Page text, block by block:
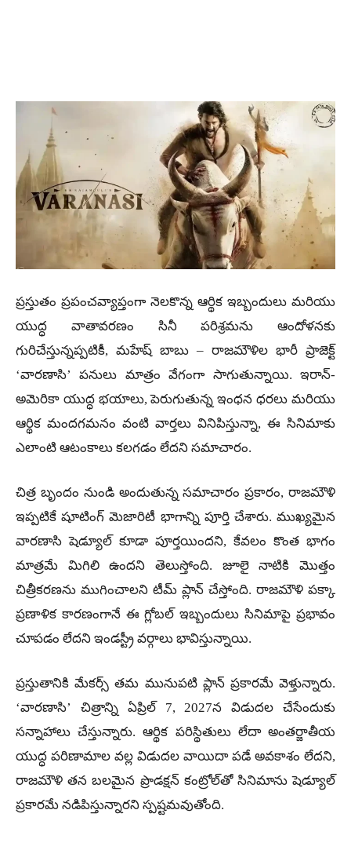
ప్రస్తుతం ప్రపంచవ్యాప్తంగా నెలకొన్న ఆర్థిక ఇబ్బందులు మరియు
యుద్ధ వాతావరణం సినీ పరిశ్రమను ఆందోళనకు
గురిచేస్తున్నప్పటికీ, మహేష్ బాబు – రాజమౌళిల భారీ ప్రాజెక్ట్
‘వారణాసి’ పనులు మాత్రం వేగంగా సాగుతున్నాయి. ఇరాన్-
అమెరికా యుద్ధ భయాలు, పెరుగుతున్న ఇంధన ధరలు మరియు
ఆర్థిక మందగమనం వంటి వార్తలు వినిపిస్తున్నా, ఈ సినిమాకు
ఎలాంటి ఆటంకాలు కలగడం లేదని సమాచారం.
చిత్ర బృందం నుండి అందుతున్న సమాచారం ప్రకారం, రాజమౌళి
ఇప్పటికే షూటింగ్ మెజారిటీ భాగాన్ని పూర్తి చేశారు. ముఖ్యమైన
వారణాసి షెడ్యూల్ కూడా పూర్తయిందని, కేవలం కొంత భాగం
మాత్రమే మిగిలి ఉందని తెలుస్తోంది. జూలై నాటికి మొత్తం
చిత్రీకరణను ముగించాలని టీమ్ ప్లాన్ చేస్తోంది. రాజమౌళి పక్కా
ప్రణాళిక కారణంగానే ఈ గ్లోబల్ ఇబ్బందులు సినిమాపై ప్రభావం
చూపడం లేదని ఇండస్ట్రీ వర్గాలు భావిస్తున్నాయి.
ప్రస్తుతానికి మేకర్స్ తమ మునుపటి ప్లాన్ ప్రకారమే వెళ్తున్నారు.
‘వారణాసి’ చిత్రాన్ని ఏప్రిల్ 7, 2027న విడుదల చేసేందుకు
సన్నాహాలు చేస్తున్నారు. ఆర్థిక పరిస్థితులు లేదా అంతర్జాతీయ
యుద్ధ పరిణామాల వల్ల విడుదల వాయిదా పడే అవకాశం లేదని,
రాజమౌళి తన బలమైన ప్రొడక్షన్ కంట్రోల్‌తో సినిమాను షెడ్యూల్
ప్రకారమే నడిపిస్తున్నారని స్పష్టమవుతోంది.